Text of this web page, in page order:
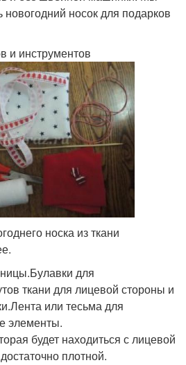
новогодний носок для подарков
и инструментов
носка из ткани
для
ткани для лицевой стороны и
или тесьма для
элементы.
будет находиться с лицевой
плотной.